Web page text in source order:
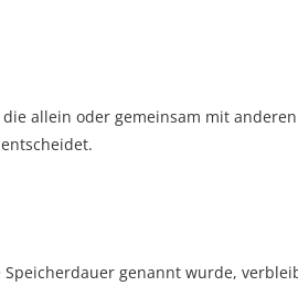
allein oder gemeinsam mit
genannt wurde,